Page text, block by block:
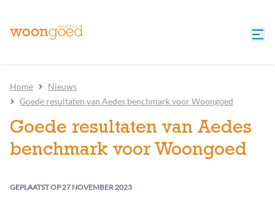
Home
Nieuws
Goede resultaten van Aedes benchmark voor Woongoed
Goede resultaten van Aedes
benchmark voor Woongoed
GEPLAATST OP27 NOVEMBER 2023